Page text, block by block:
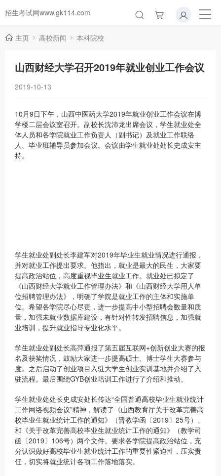
招生考试网www.gk114.com
主页 高校新闻 本科院校
山西财经大学召开2019年就业创业工作会议
2019-10-13
10月9日下午，山西中医药大学2019年就业创业工作会议在博
学楼二层会议室召开。副校长沈沛龙出席会议，学生就业处全
体人员和各学院就业工作负责人（副书记）及就业工作联络
人、毕业班辅导员参加会议。会议由学生就业处处长史成安主
持。
学生就业处副处长李建军对2019年毕业生就业情况进行通报，
并对就业工作提出要求。他指出，就业是最大的民生，大家要
提高政治站位，高度重视毕业生就业工作。就业处已拟定了
《山西财经大学就业工作管理办法》和《山西财经大学用人单
位招聘管理办法》，明确了学院是就业工作的主体和实施单
位。希望各学院尽心尽责，进一步提高中小型招聘会数量和质
量，加强未就业数据库建设，有针对性转发招聘信息，加强就
业培训，提升就业指导专业化水平。
学生就业处副处长高萍通报了第五届互联网+创新创业大赛的报
名及获奖情况，鼓励大家进一步提高硕士、博士学生大赛参与
度。之后启动了创业项目入驻大学生创业实训基地并介绍了入
驻流程。最后围绕GYB创业培训工作进行了介绍和推动。
学生就业处处长史成安处长传达“全国普通高校毕业生就业统计
工作网络视频会议”精神，解读了《山西教育厅关于改革完善高
校毕业生就业统计工作的通知》（晋教学函〔2019〕25号）、
和《关于改革完善高校毕业生就业统计工作的通知》（教学司
函〔2019〕106号）两个文件。要求各学院提高政治站位，充
分认识做好高校毕业生就业统计工作的重要性紧迫性，压实责
任，切实将就业统计各项工作落地落实。